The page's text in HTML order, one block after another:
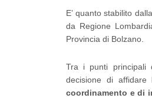
E’ quanto stabilito
da Regione
Provincia di Bolzano.
Tra i punti principali
decisione di
coordinamento e di